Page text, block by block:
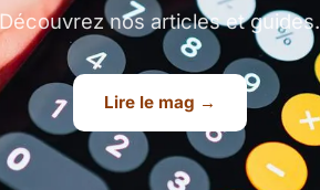
Découvrez nos articles et guides.
Lire le mag →